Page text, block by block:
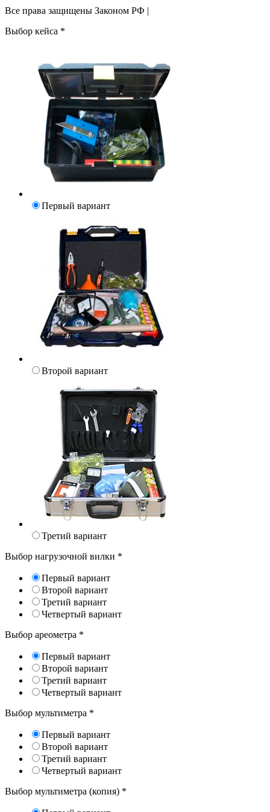
Все права защищены Законом РФ |
Выбор кейса *
Первый вариант
Второй вариант
Третий вариант
Выбор нагрузочной вилки *
Первый вариант
Второй вариант
Третий вариант
Четвертый вариант
Выбор ареометра *
Первый вариант
Второй вариант
Третий вариант
Четвертый вариант
Выбор мультиметра *
Первый вариант
Второй вариант
Третий вариант
Четвертый вариант
Выбор мультиметра (копия) *